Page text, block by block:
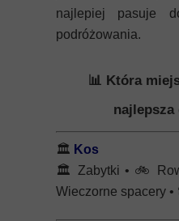
najlepiej pasuje
podróżowania.
📊 Która
najlepsza
🏛️ Kos
🏛️
Zabytki • 🚲
Wieczorne spacery •